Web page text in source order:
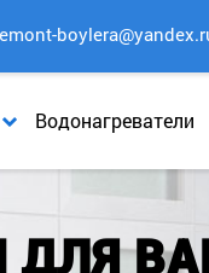
Водонагреватели